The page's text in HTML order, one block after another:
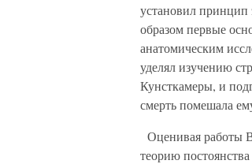
установил принцип
образом первые
анатомическим
уделял изучению
Кунсткамеры, и
смерть помешала
Оценивая работы
теорию